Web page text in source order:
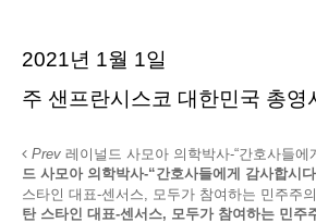
2021년 1월 1일
주 샌프란시스코 대한민국 총영
Prev 레이널드 사모아 의학박사-“간호사들에
드 사모아 의학박사-“간호사들에게 감사합시
스타인 대표-센서스, 모두가 참여하는 민주주
탄 스타인 대표-센서스, 모두가 참여하는 민주